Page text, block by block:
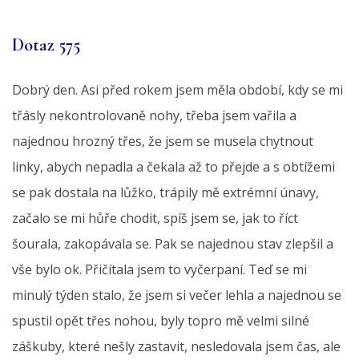
Dotaz 575
Dobrý den. Asi před rokem jsem měla období, kdy se mi
třásly nekontrolovaně nohy, třeba jsem vařila a
najednou hrozný třes, že jsem se musela chytnout
linky, abych nepadla a čekala až to přejde a s obtížemi
se pak dostala na lůžko, trápily mě extrémní únavy,
začalo se mi hůře chodit, spíš jsem se, jak to říct
šourala, zakopávala se. Pak se najednou stav zlepšil a
vše bylo ok. Přičítala jsem to vyčerpaní. Teď se mi
minulý týden stalo, že jsem si večer lehla a najednou se
spustil opět třes nohou, byly topro mě velmi silné
záškuby, které nešly zastavit, nesledovala jsem čas, ale